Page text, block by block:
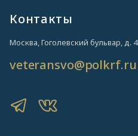
Контакты
Москва, Гоголевский бульвар, д. 4
veteransvo@polkrf.ru